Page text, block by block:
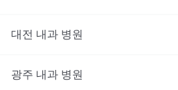
대전 내과 병원
광주 내과 병원